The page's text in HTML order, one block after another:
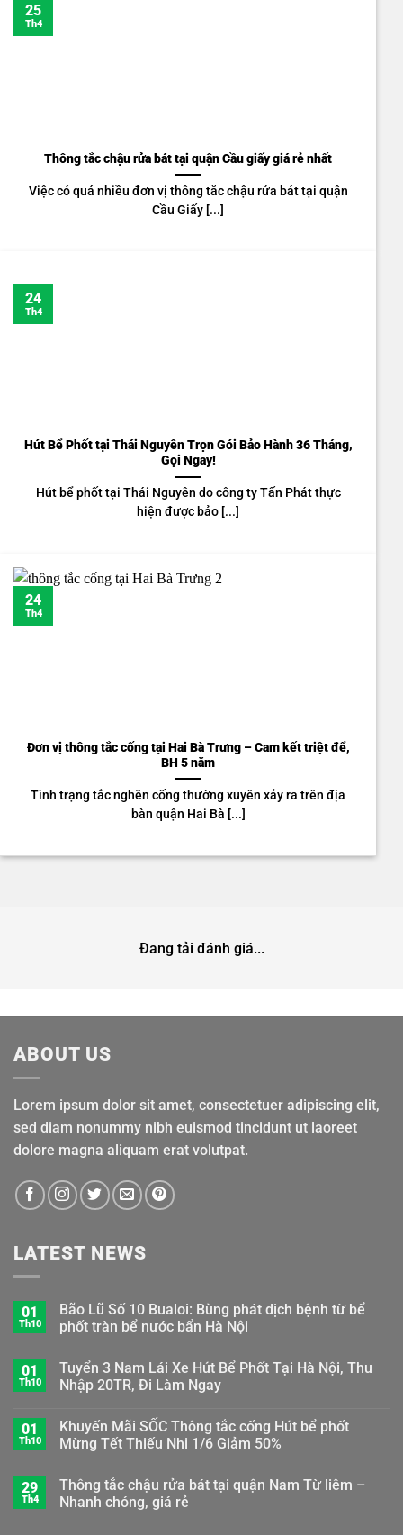
Thông tắc chậu rửa bát tại quận Cầu giấy giá rẻ nhất
Việc có quá nhiều đơn vị thông tắc chậu rửa bát tại quận
Cầu Giấy [...]
25
Th4
Hút Bể Phốt tại Thái Nguyên Trọn Gói Bảo Hành 36 Tháng,
Gọi Ngay!
Hút bể phốt tại Thái Nguyên do công ty Tấn Phát thực
hiện được bảo [...]
24
Th4
Đơn vị thông tắc cống tại Hai Bà Trưng – Cam kết triệt để,
BH 5 năm
Tình trạng tắc nghẽn cống thường xuyên xảy ra trên địa
bàn quận Hai Bà [...]
24
Th4
Đang tải đánh giá...
ABOUT US
Lorem ipsum dolor sit amet, consectetuer adipiscing elit,
sed diam nonummy nibh euismod tincidunt ut laoreet
dolore magna aliquam erat volutpat.
LATEST NEWS
01
Th10
Bão Lũ Số 10 Bualoi: Bùng phát dịch bệnh từ bể
phốt tràn bể nước bẩn Hà Nội
01
Th10
Tuyển 3 Nam Lái Xe Hút Bể Phốt Tại Hà Nội, Thu
Nhập 20TR, Đi Làm Ngay
01
Th10
Khuyến Mãi SỐC Thông tắc cống Hút bể phốt
Mừng Tết Thiếu Nhi 1/6 Giảm 50%
29
Th4
Thông tắc chậu rửa bát tại quận Nam Từ liêm –
Nhanh chóng, giá rẻ